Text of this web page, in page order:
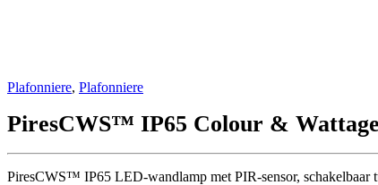
Plafonniere, Plafonniere
PiresCWS™ IP65 Colour &
PiresCWS™ IP65 LED-wandlamp met PIR-sensor, schakelbaar